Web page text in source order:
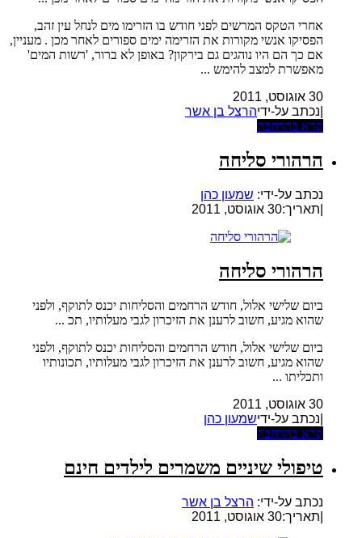
אחרי הטקס המרשים לפני חודש בו הזרימו מים לנחל עין זהב,
הפסיקו אנשי מקורות את הזרימה ימים ספורים לאחר מכן . מעניין,
אם כך הם היו נוהגים גם בירקון? באופן לא ברור, 'רשות המים'
מאפשרת למצב להימש ...
30 אוגוסט, 2011
|נכתב על-ידיהרצל בן אשר
קרא בהרחבה
הרהורי סליחה
נכתב על-ידי: שמעון כהן
תאריך:30 אוגוסט, 2011
הרהורי סליחה
ביום שלישי אלול, חודש הרחמים והסליחות יכנס לתוקף, ולפני
שהוא מגיע, חשוב לרענן את הזיכרון לגבי מעלותיו, תכ ...
ביום שלישי אלול, חודש הרחמים והסליחות יכנס לתוקף, ולפני
שהוא מגיע, חשוב לרענן את הזיכרון לגבי מעלותיו, תכונותיו
ותכליתו ...
30 אוגוסט, 2011
|נכתב על-ידישמעון כהן
קרא בהרחבה
טיפולי שיניים משמרים לילדים חינם
נכתב על-ידי: הרצל בן אשר
תאריך:30 אוגוסט, 2011